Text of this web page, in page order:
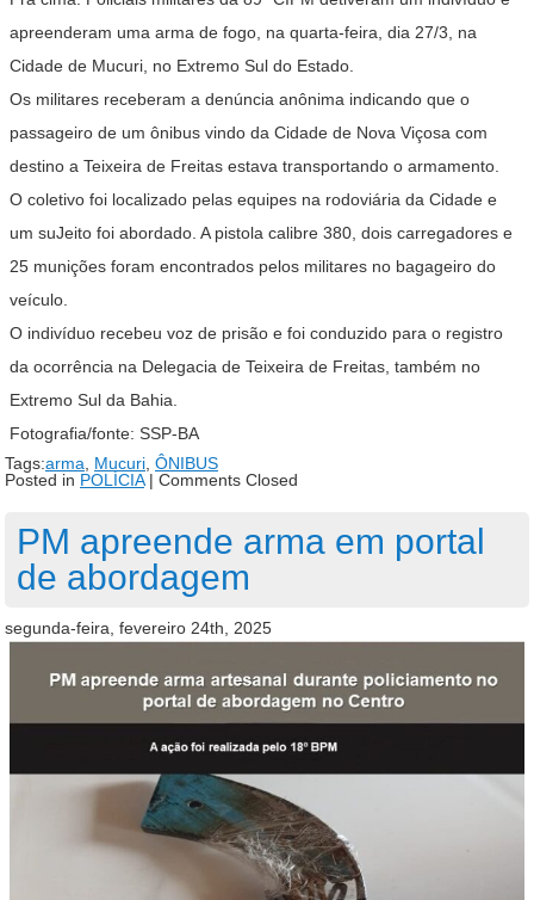
apreenderam uma arma de fogo, na quarta-feira, dia 27/3, na
Cidade de Mucuri, no Extremo Sul do Estado.
Os militares receberam a denúncia anônima indicando que o
passageiro de um ônibus vindo da Cidade de Nova Viçosa com
destino a Teixeira de Freitas estava transportando o armamento.
O coletivo foi localizado pelas equipes na rodoviária da Cidade e
um suJeito foi abordado. A pistola calibre 380, dois carregadores e
25 munições foram encontrados pelos militares no bagageiro do
veículo.
O indivíduo recebeu voz de prisão e foi conduzido para o registro
da ocorrência na Delegacia de Teixeira de Freitas, também no
Extremo Sul da Bahia.
Fotografia/fonte: SSP-BA
Tags:arma Mucuri ÔNIBUS
Posted in POLÍCIA| Comments Closed
PM apreende arma em portal
de abordagem
segunda-feira, fevereiro 24th, 2025